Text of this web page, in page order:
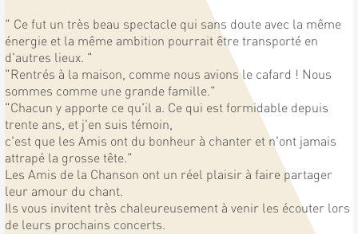
" Ce fut un très beau spectacle qui sans doute avec la même
énergie et la même ambition pourrait être transporté en
d'autres lieux. "
"Rentrés à la maison, comme nous avions le cafard ! Nous
sommes comme une grande famille."
"Chacun y apporte ce qu'il a. Ce qui est formidable depuis
trente ans, et j'en suis témoin,
c'est que les Amis ont du bonheur à chanter et n'ont jamais
attrapé la grosse tête."
Les Amis de la Chanson ont un réel plaisir à faire partager
leur amour du chant.
Ils vous invitent très chaleureusement à venir les écouter lors
de leurs prochains concerts.